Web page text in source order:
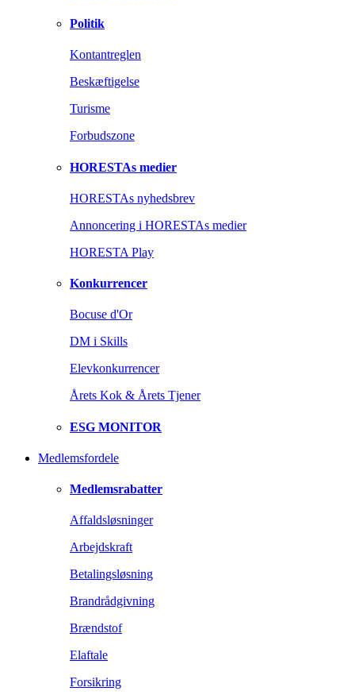
Politik
Kontantreglen
Beskæftigelse
Turisme
Forbudszone
HORESTAs medier
HORESTAs nyhedsbrev
Annoncering i HORESTAs medier
HORESTA Play
Konkurrencer
Bocuse d'Or
DM i Skills
Elevkonkurrencer
Årets Kok & Årets Tjener
ESG MONITOR
Medlemsfordele
Medlemsrabatter
Affaldsløsninger
Arbejdskraft
Betalingsløsning
Brandrådgivning
Brændstof
Elaftale
Forsikring